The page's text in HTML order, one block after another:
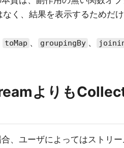
く、結果を表示するためだ
toMap 、 groupingBy 、
よりも
、ユーザによってはストリ